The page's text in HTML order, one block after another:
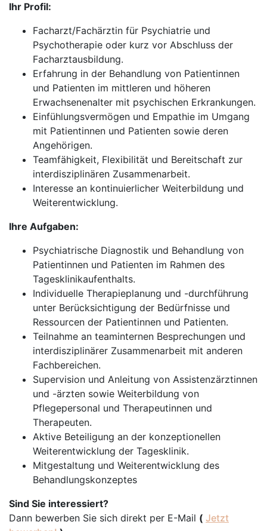
Ihr Profil:
Facharzt/Fachärztin für Psychiatrie und
Psychotherapie oder kurz vor Abschluss der
Facharztausbildung.
Erfahrung in der Behandlung von Patientinnen
und Patienten im mittleren und höheren
Erwachsenenalter mit psychischen Erkrankungen.
Einfühlungsvermögen und Empathie im Umgang
mit Patientinnen und Patienten sowie deren
Angehörigen.
Teamfähigkeit, Flexibilität und Bereitschaft zur
interdisziplinären Zusammenarbeit.
Interesse an kontinuierlicher Weiterbildung und
Weiterentwicklung.
Ihre Aufgaben:
Psychiatrische Diagnostik und Behandlung von
Patientinnen und Patienten im Rahmen des
Tagesklinikaufenthalts.
Individuelle Therapieplanung und -durchführung
unter Berücksichtigung der Bedürfnisse und
Ressourcen der Patientinnen und Patienten.
Teilnahme an teaminternen Besprechungen und
interdisziplinärer Zusammenarbeit mit anderen
Fachbereichen.
Supervision und Anleitung von Assistenzärztinnen
und -ärzten sowie Weiterbildung von
Pflegepersonal und Therapeutinnen und
Therapeuten.
Aktive Beteiligung an der konzeptionellen
Weiterentwicklung der Tagesklinik.
Mitgestaltung und Weiterentwicklung des
Behandlungskonzeptes
Sind Sie interessiert?
Dann bewerben Sie sich direkt per E-Mail ( Jetzt